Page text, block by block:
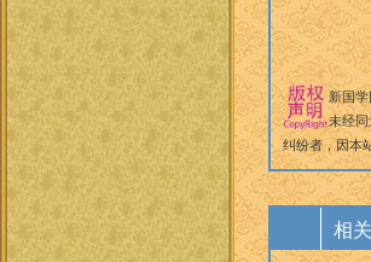
新国
未经
纠纷者，因本
相